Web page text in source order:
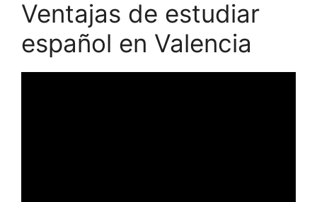
Ventajas de estudiar
español en Valencia